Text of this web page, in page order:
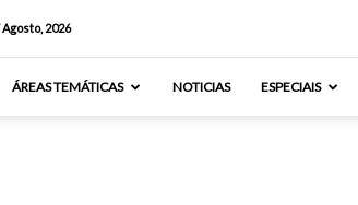
2026
ÁREAS TEMÁTICAS NOTICIAS ESPECIAIS